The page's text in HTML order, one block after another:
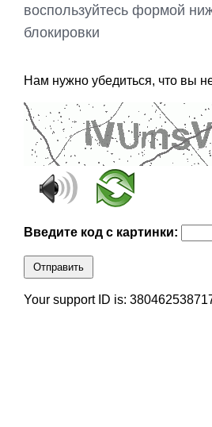
воспользуйтесь формой
блокировки
Нам нужно убедиться, что вы
Введите код с картинки:
Отправить
Your support ID is: